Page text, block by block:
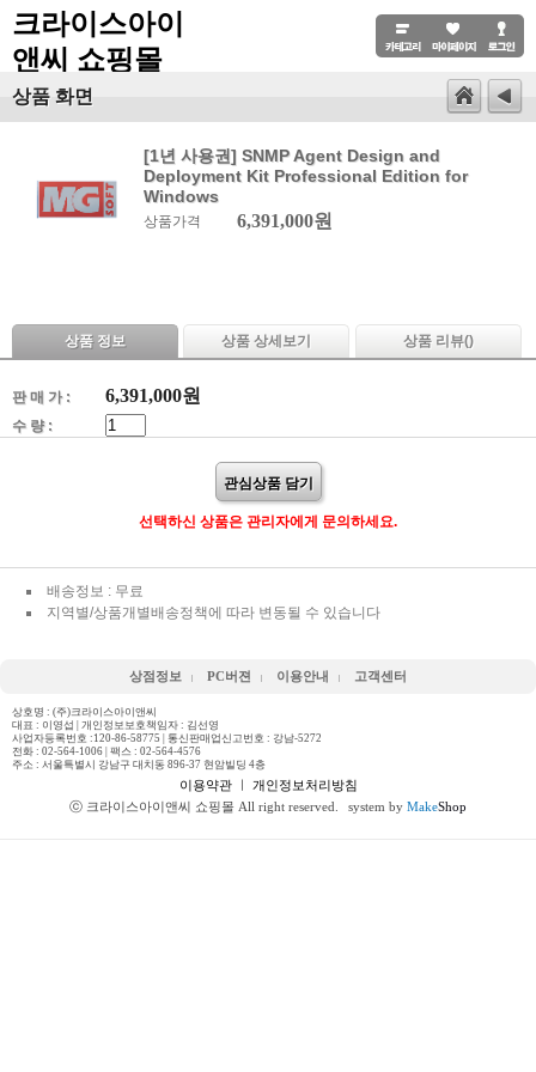
크라이스아이
앤씨 쇼핑몰
상품 화면
[1년 사용권] SNMP Agent Design and
Deployment Kit Professional Edition for
Windows
상품가격 6,391,000원
상품 정보 상품 상세보기 상품 리뷰()
판 매 가 : 6,391,000원
수 량 :
관심상품 담기
선택하신 상품은 관리자에게 문의하세요.
배송정보 : 무료
지역별/상품개별배송정책에 따라 변동될 수 있습니다
상점정보 PC버젼 이용안내 고객센터
상호명 : (주)크라이스아이앤씨
대표 : 이영섭 | 개인정보보호책임자 : 김선영
사업자등록번호 :120-86-58775 | 통신판매업신고번호 : 강남-5272
전화 : 02-564-1006 | 팩스 : 02-564-4576
주소 : 서울특별시 강남구 대치동 896-37 현암빌딩 4층
이용약관ㅣ 개인정보처리방침
ⓒ 크라이스아이앤씨 쇼핑몰 All right reserved.
system by MakeShop